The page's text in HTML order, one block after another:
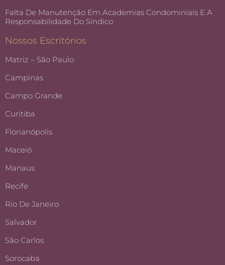
Falta De Manutenção Em Academias Condominiais E A
Responsabilidade Do Síndico
Nossos Escritórios
Matriz – São Paulo
Campinas
Campo Grande
Curitiba
Florianópolis
Maceió
Manaus
Recife
Rio De Janeiro
Salvador
São Carlos
Sorocaba